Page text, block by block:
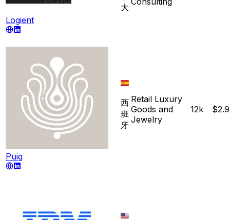
Logient
大
Puig
西
班
牙
Retail Luxury
Goods and
Jewelry
12k